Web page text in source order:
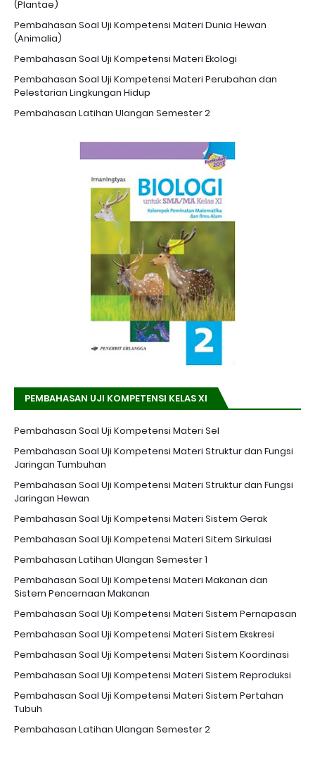
(Plantae)
Pembahasan Soal Uji Kompetensi Materi Dunia Hewan
(Animalia)
Pembahasan Soal Uji Kompetensi Materi Ekologi
Pembahasan Soal Uji Kompetensi Materi Perubahan dan
Pelestarian Lingkungan Hidup
Pembahasan Latihan Ulangan Semester 2
PEMBAHASAN UJI KOMPETENSI KELAS XI
Pembahasan Soal Uji Kompetensi Materi Sel
Pembahasan Soal Uji Kompetensi Materi Struktur dan Fungsi
Jaringan Tumbuhan
Pembahasan Soal Uji Kompetensi Materi Struktur dan Fungsi
Jaringan Hewan
Pembahasan Soal Uji Kompetensi Materi Sistem Gerak
Pembahasan Soal Uji Kompetensi Materi Sitem Sirkulasi
Pembahasan Latihan Ulangan Semester 1
Pembahasan Soal Uji Kompetensi Materi Makanan dan
Sistem Pencernaan Makanan
Pembahasan Soal Uji Kompetensi Materi Sistem Pernapasan
Pembahasan Soal Uji Kompetensi Materi Sistem Ekskresi
Pembahasan Soal Uji Kompetensi Materi Sistem Koordinasi
Pembahasan Soal Uji Kompetensi Materi Sistem Reproduksi
Pembahasan Soal Uji Kompetensi Materi Sistem Pertahan
Tubuh
Pembahasan Latihan Ulangan Semester 2